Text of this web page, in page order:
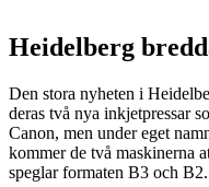
Heidelberg
Den stora nyheten i
deras två nya inkjetpressar
Canon, men under eget
kommer de två maskinerna
speglar formaten B3 och B2.